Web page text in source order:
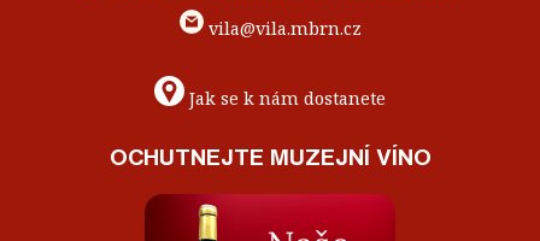
vila@vila.mbrn.cz
Jak se k nám dostanete
OCHUTNEJTE MUZEJNÍ VÍNO